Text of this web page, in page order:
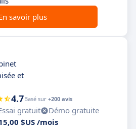
savoir plus
et
4.7Basé sur +200 avis
gratuit
Démo gratuite
$US /mois